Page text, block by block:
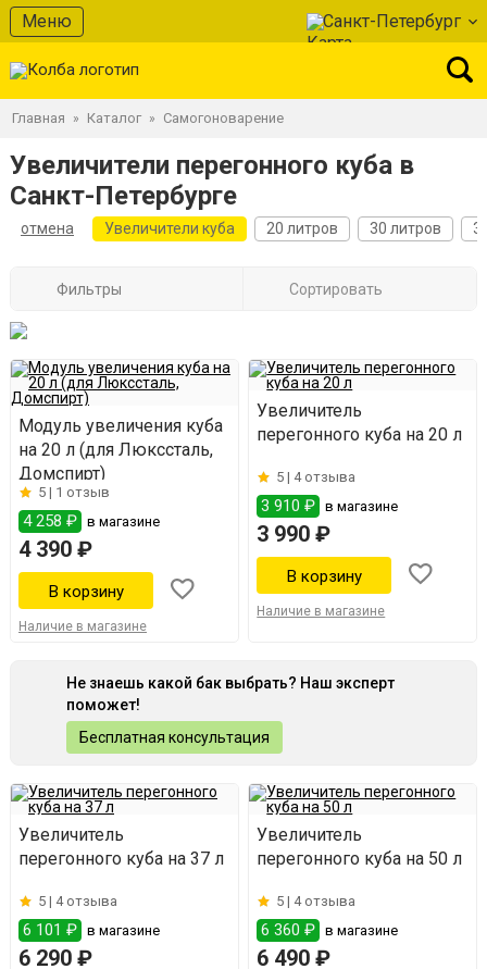
Меню Санкт-Петербург
Главная » Каталог » Самогоноварение
Увеличители перегонного куба в
Санкт-Петербурге
отмена Увеличители куба 20 литров 30 литров
Фильтры Сортировать
Модуль увеличения куба
на 20 л (для Люкссталь,
Домспирт)
5 | 1 отзыв
4 258 ₽ в магазине
4 390 ₽
Наличие в магазине
Увеличитель
перегонного куба на 20 л
5 | 4 отзыва
3 910 ₽ в магазине
3 990 ₽
Наличие в магазине
Не знаешь какой бак выбрать? Наш эксперт
поможет!
Бесплатная консультация
Увеличитель
перегонного куба на 37 л
5 | 4 отзыва
6 101 ₽ в магазине
6 290 ₽
Увеличитель
перегонного куба на 50 л
5 | 4 отзыва
6 360 ₽ в магазине
6 490 ₽